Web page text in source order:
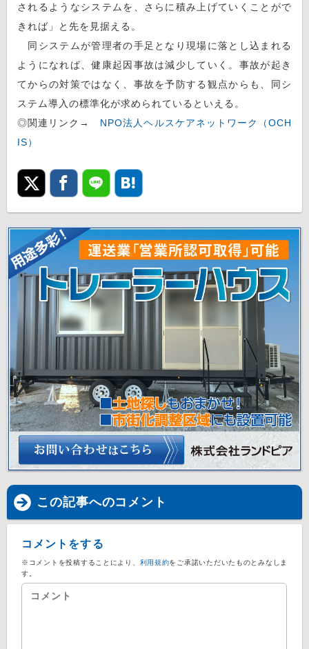
されるようなシステムを、さらに積み上げていくことがで
きれば」と先を見据える。
同システムが管理者の手足となり現場に落とし込まれる
ようになれば、健康起因事故は減少していく。事故が起き
てからの対策ではなく、事故を予防する観点からも、同シ
ステム導入の標準化が求められているといえる。
◎関連リンク→ NPO法人ヘルスケアネットワーク（OCH
IS）
この記事へのコメント
コメントをする
※コメントを投稿することにより、 利用規約をご承諾いただいたものとみなしま
す。